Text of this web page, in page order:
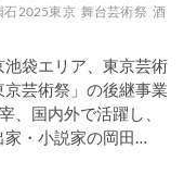
石2025東京 舞台芸術祭 酒
袋エリア、東京芸術
芸術祭」の後継事業
、国内外で活躍し、
・小説家の岡田…